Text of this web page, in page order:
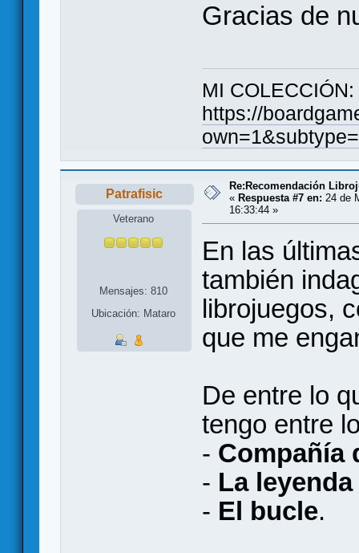
Gracias de
MI COLECCIÓN:
https://
Patrafisic
Veterano
Mensajes: 810
Ubicación: Mataro
Re:Recomendación
« Respuesta #7 en: 24 de
16:33:44 »
En las
también
librojuegos,
que me
De entre lo
tengo entre
- Compañía
- La
- El bucle.